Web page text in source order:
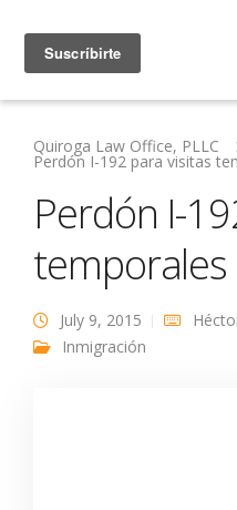
Quiroga Law Office, PLLC
Perdón I-192 para visitas
Perdón I-
temporales
July 9, 2015
Inmigración